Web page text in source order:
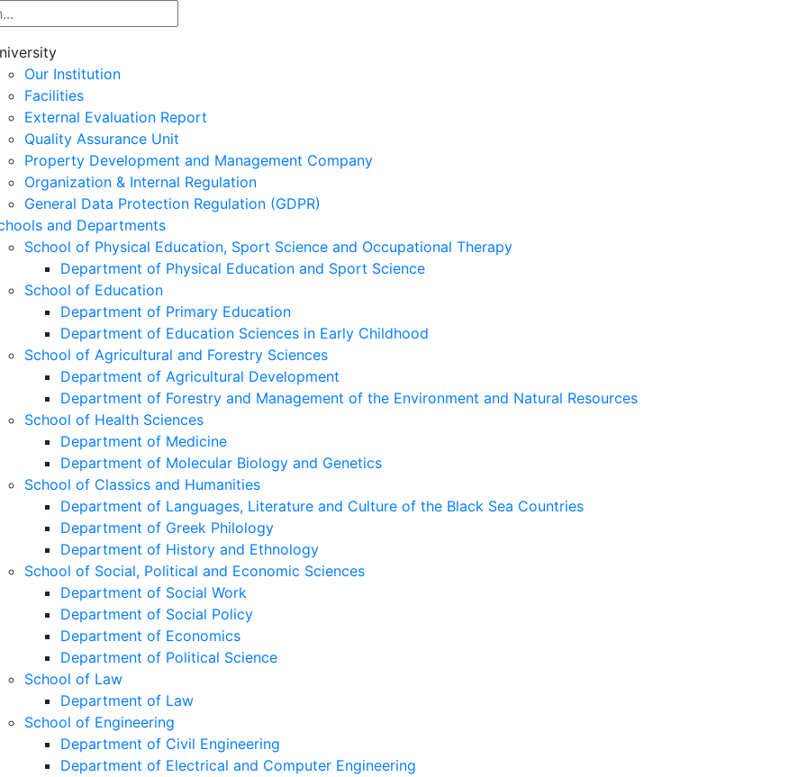
Our Institution
Facilities
External Evaluation Report
Quality Assurance Unit
Property Development and Management Company
Organization & Internal Regulation
General Data Protection Regulation (GDPR)
and Departments
School of Physical Education, Sport Science and Occupational Therapy
Department of Physical Education and Sport Science
School of Education
Department of Primary Education
Department of Education Sciences in Early Childhood
School of Agricultural and Forestry Sciences
Department of Agricultural Development
Department of Forestry and Management of the Environment and Natural Resources
School of Health Sciences
Department of Medicine
Department of Molecular Biology and Genetics
School of Classics and Humanities
Department of Languages, Literature and Culture of the Black Sea Countries
Department of Greek Philology
Department of History and Ethnology
School of Social, Political and Economic Sciences
Department of Social Work
Department of Social Policy
Department of Economics
Department of Political Science
School of Law
Department of Law
School of Engineering
Department of Civil Engineering
Department of Electrical and Computer Engineering